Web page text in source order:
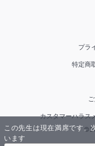
この先生は現在満席です。
います
プラ
特定商
カスタマーハラス
©